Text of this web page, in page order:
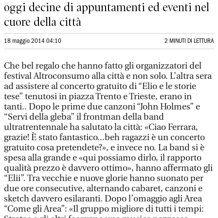
oggi decine di appuntamenti ed eventi nel
cuore della città
18 maggio 2014 04:10 2 MINUTI DI LETTURA
Che bel regalo che hanno fatto gli organizzatori del
festival Altroconsumo alla città e non solo. L’altra sera
ad assistere al concerto gratuito di “Elio e le storie
tese” tenutosi in piazza Trento e Trieste, erano in
tanti.. Dopo le prime due canzoni “John Holmes” e
“Servi della gleba” il frontman della band
ultratrentennale ha salutato la città: «Ciao Ferrara,
grazie! È stato fantastico...beh ragazzi è un concerto
gratuito cosa pretendete?», e invece no. La band si è
spesa alla grande e «qui possiamo dirlo, il rapporto
qualità prezzo è davvero ottimo», hanno affermato gli
“Elii”. Tra vecchie e nuove glorie hanno suonato per
due ore consecutive, alternando cabaret, canzoni e
sketch davvero esilaranti. Dopo l’omaggio agli Area
“Come gli Area”: «Il gruppo migliore di tutti i tempi: